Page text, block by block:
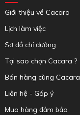
Giới thiệu về Cacara
Lịch làm việc
Sơ đồ chỉ đường
Tại sao chọn Cacara ?
Bán hàng cùng Cacara
Liên hệ - Góp ý
Mua hàng đảm bảo